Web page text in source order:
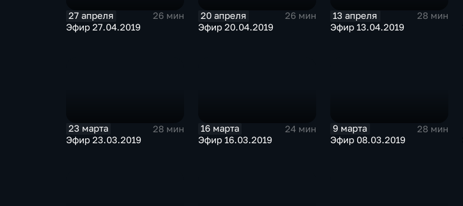
27 апреля
26 мин
Эфир 27.04.2019
20 апреля
26 мин
Эфир 20.04.2019
13 апреля
28 мин
Эфир 13.04.2019
23 марта
28 мин
Эфир 23.03.2019
16 марта
24 мин
Эфир 16.03.2019
9 марта
28 мин
Эфир 08.03.2019